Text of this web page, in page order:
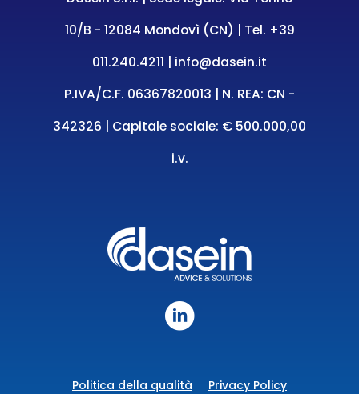
10/B - 12084 Mondovì (CN) | Tel. +39
011.240.4211 | info@dasein.it
P.IVA/C.F. 06367820013 | N. REA: CN -
342326 | Capitale sociale: € 500.000,00
i.v.
Politica della qualità Privacy Policy